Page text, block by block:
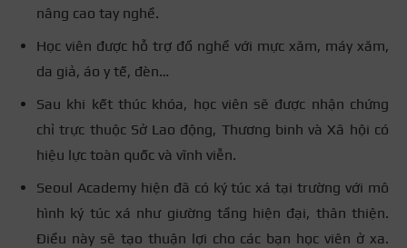
nâng cao tay nghề.
Học viên được hỗ trợ đồ nghề với mực xăm, máy xăm,
da giả, áo y tế, đèn…
Sau khi kết thúc khóa, học viên sẽ được nhận chứng
chỉ trực thuộc Sở Lao động, Thương binh và Xã hội có
hiệu lực toàn quốc và vĩnh viễn.
Seoul Academy hiện đã có ký túc xá tại trường với mô
hình ký túc xá như giường tầng hiện đại, thân thiện.
Điều này sẽ tạo thuận lợi cho các bạn học viên ở xa.